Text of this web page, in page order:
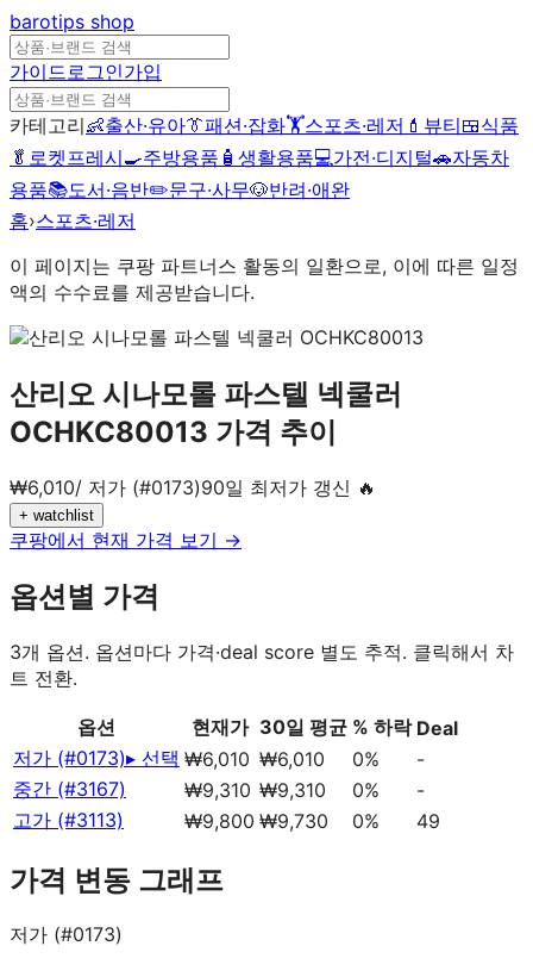
barotips shop
가이드로그인가입
카테고리👶출산·유아👔패션·잡화🏋️스포츠·레저 💄 뷰티🍱식품
🥬 로켓프레시🍳주방용품 🧴 생활용품💻가전·디지털🚗자동차
용품📚도서·음반✏️문구·사무🐶반려·애완
홈›스포츠·레저
이 페이지는 쿠팡 파트너스 활동의 일환으로, 이에 따른 일정
액의 수수료를 제공받습니다.
산리오 시나모롤 파스텔 넥쿨러
OCHKC80013 가격 추이
₩6,010/ 저가 (#0173)90일 최저가 갱신 🔥
+ watchlist
쿠팡에서 현재 가격 보기 →
옵션별 가격
3개 옵션. 옵션마다 가격·deal score 별도 추적. 클릭해서 차
트 전환.
옵션 현재가 30일 평균 % 하락 Deal
저가 (#0173)▸ 선택 ₩6,010 ₩6,010 0%
-
중간 (#3167)
₩9,310 ₩9,310 0%
-
고가 (#3113)
₩9,800 ₩9,730 0% 49
가격 변동 그래프
저가 (#0173)